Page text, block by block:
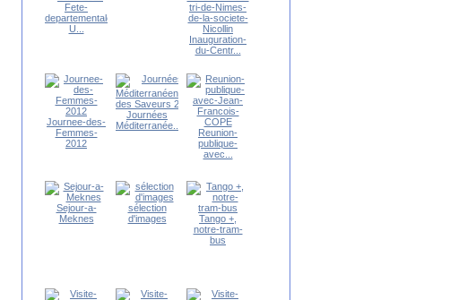
Fete-
departementale-
U...
Inauguration-
du-Centr...
Journee-des-
Femmes-
2012
Journées
Méditerranée...
Reunion-
publique-
avec...
Sejour-a-
Meknes
sélection
d'images
Tango +,
notre-tram-
bus